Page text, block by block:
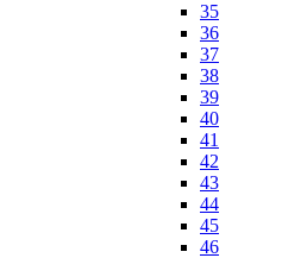
35
36
37
38
39
40
41
42
43
44
45
46